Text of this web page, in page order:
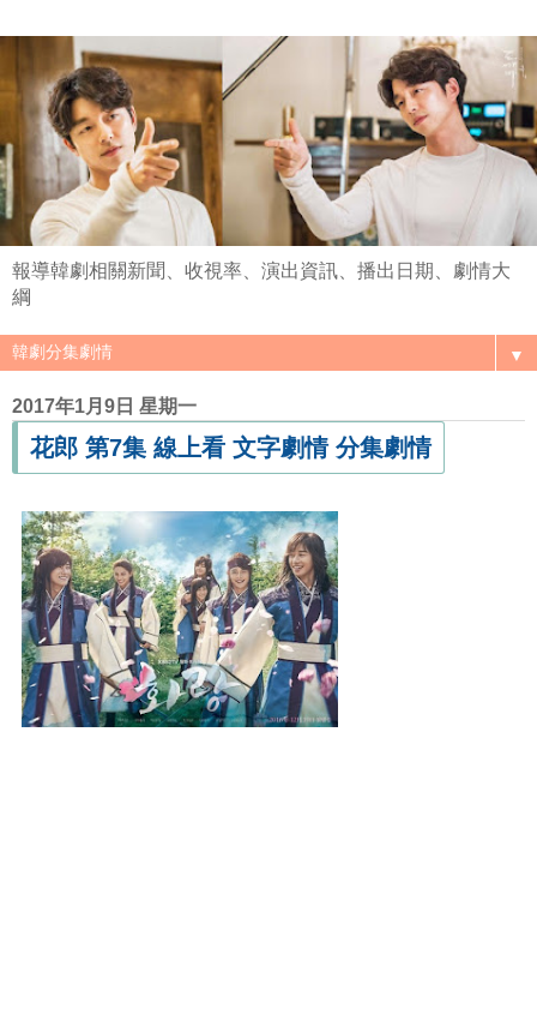
報導韓劇相關新聞、收視率、演出資訊、播出日期、劇情大
綱
▼
2017年1月9日 星期一
花郎 第7集 線上看 文字劇情 分集劇情